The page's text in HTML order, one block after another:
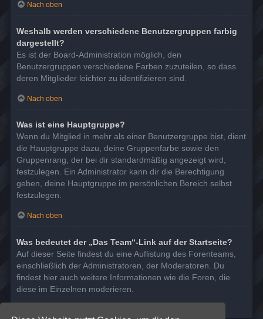
Nach oben
Weshalb werden verschiedene Benutzergruppen farbig
dargestellt?
Es ist der Board-Administration möglich, den
Benutzergruppen verschiedene Farben zuzuteilen, so dass
deren Mitglieder leichter zu identifizieren sind.
Nach oben
Was ist eine Hauptgruppe?
Wenn du Mitglied in mehr als einer Benutzergruppe bist, dient
die Hauptgruppe dazu, deine Gruppenfarbe sowie den
Gruppenrang, der bei dir standardmäßig angezeigt wird,
festzulegen. Ein Administrator kann dir die Berechtigung
geben, deine Hauptgruppe im persönlichen Bereich selbst
festzulegen.
Nach oben
Was bedeutet der „Das Team“-Link auf der Startseite?
Auf dieser Seite findest du eine Auflistung des Forenteams,
einschließlich der Administratoren, der Moderatoren. Du
findest hier auch weitere Informationen wie die Foren, die
diese im Einzelnen moderieren.